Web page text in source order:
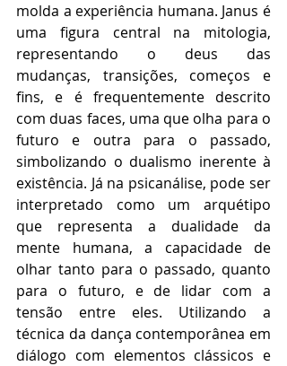
molda a experiência humana. Janus é
uma figura central na mitologia,
representando o deus das
mudanças, transições, começos e
fins, e é frequentemente descrito
com duas faces, uma que olha para o
futuro e outra para o passado,
simbolizando o dualismo inerente à
existência. Já na psicanálise, pode ser
interpretado como um arquétipo
que representa a dualidade da
mente humana, a capacidade de
olhar tanto para o passado, quanto
para o futuro, e de lidar com a
tensão entre eles. Utilizando a
técnica da dança contemporânea em
diálogo com elementos clássicos e